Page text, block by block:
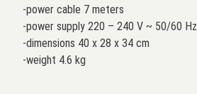
-power cable 7 meters
-power supply 220 – 240 V ~ 50/60 Hz
-dimensions 40 x 28 x 34 cm
-weight 4.6 kg